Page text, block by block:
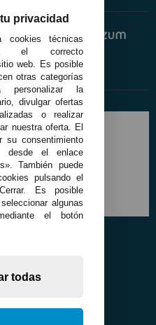
privacidad
cookies técnicas
el correcto
web. Es posible
otras categorías
personalizar la
divulgar ofertas
o realizar
nuestra oferta. El
su consentimiento
desde el enlace
También puede
pulsando el
Es posible
algunas
el botón
todas